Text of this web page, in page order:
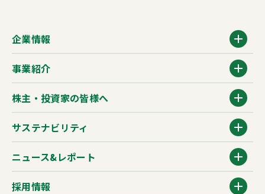
企業情報
事業紹介
株主・投資家の皆様へ
サステナビリティ
ニュース&レポート
採用情報